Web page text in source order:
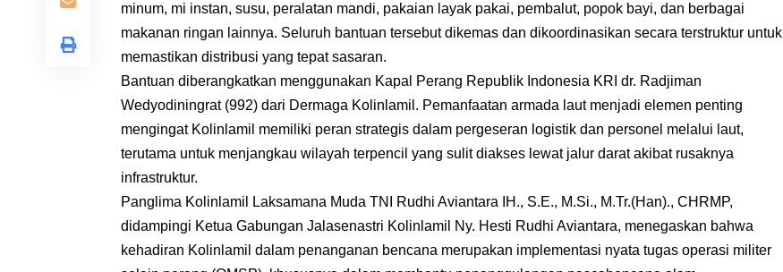
minum, mi instan, susu, peralatan mandi, pakaian layak pakai, pembalut, popok bayi, dan berbagai
makanan ringan lainnya. Seluruh bantuan tersebut dikemas dan dikoordinasikan secara terstruktur untuk
memastikan distribusi yang tepat sasaran.
Bantuan diberangkatkan menggunakan Kapal Perang Republik Indonesia KRI dr. Radjiman
Wedyodiningrat (992) dari Dermaga Kolinlamil. Pemanfaatan armada laut menjadi elemen penting
mengingat Kolinlamil memiliki peran strategis dalam pergeseran logistik dan personel melalui laut,
terutama untuk menjangkau wilayah terpencil yang sulit diakses lewat jalur darat akibat rusaknya
infrastruktur.
Panglima Kolinlamil Laksamana Muda TNI Rudhi Aviantara IH., S.E., M.Si., M.Tr.(Han)., CHRMP,
didampingi Ketua Gabungan Jalasenastri Kolinlamil Ny. Hesti Rudhi Aviantara, menegaskan bahwa
kehadiran Kolinlamil dalam penanganan bencana merupakan implementasi nyata tugas operasi militer